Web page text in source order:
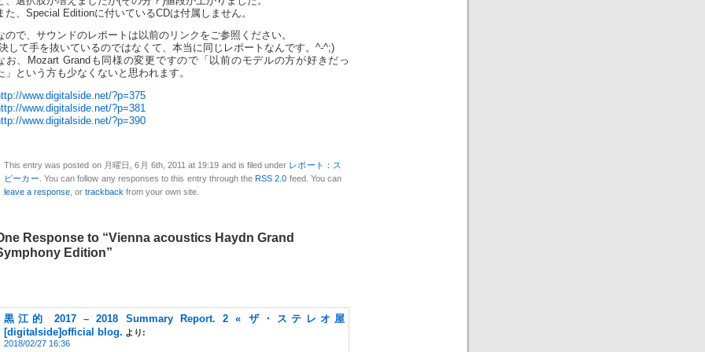
た、Special Editionに付いているCDは付属しません。
ので、サウンドのレポートは以前のリンクをご参照ください。
して手を抜いているのではなくて、本当に同じレポートなんです。^-^;)
お、Mozart Grandも同様の変更ですので「以前のモデルの方が好きだっ
」という方も少なくないと思われます。
www.digitalside.net/?p=375
www.digitalside.net/?p=381
www.digitalside.net/?p=390
This entry was posted on 月曜日, 6月 6th, 2011 at 19:19 and is filed under レポート：ス
ピーカー . You can follow any responses to this entry through theRSS 2.0 feed. You can
leave a response , or trackback from your own site.
Response to “Vienna acoustics Haydn Grand
Edition”
黒江的 2017 – 2018 Summary Report. 2 « ザ・ステレオ屋
[digitalside]official blog. より:
2018/02/27 16:36